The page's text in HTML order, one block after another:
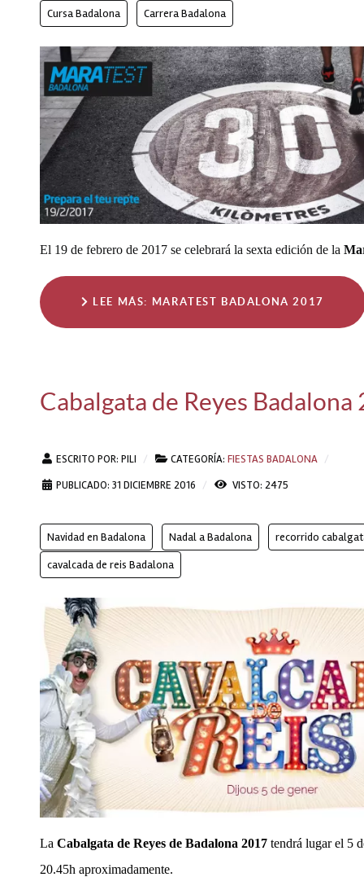
Cursa Badalona Carrera Badalona
El 19 de febrero de 2017 se celebrará la sexta edición de la
LEE MÁS: MARATEST BADALONA 2017
Cabalgata de Reyes Badalona
ESCRITO POR: PILI CATEGORÍA: FIESTAS BADALONA
PUBLICADO: 31 DICIEMBRE 2016
VISTO: 2475
Navidad en Badalona Nadal a Badalona
recorrido
cavalcada de reis Badalona
La Cabalgata de Reyes de Badalona 2017 tendrá lugar el 5
20.45h aproximadamente.